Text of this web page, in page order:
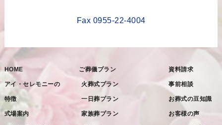
Fax 0955-22-4004
HOME
アイ・セレモニーの
特徴
式場案内
ご葬儀プラン
火葬式プラン
一日葬プラン
家族葬プラン
資料請求
事前相談
お葬式の豆知識
お客様の声